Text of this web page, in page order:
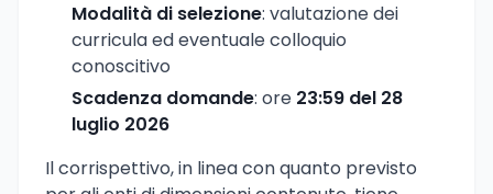
Modalità di selezione: valutazione dei
curricula ed eventuale colloquio
conoscitivo
Scadenza domande: ore 23:59 del 28
luglio 2026
Il corrispettivo, in linea con quanto previsto